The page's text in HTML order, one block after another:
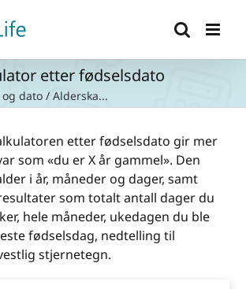
etter fødselsdato
dato / Alderska...
etter fødselsdato gir mer
som «du er X år gammel». Den
i år, måneder og dager, samt
som totalt antall dager du
hele måneder, ukedagen du ble
fødselsdag, nedtelling til
stjernetegn.